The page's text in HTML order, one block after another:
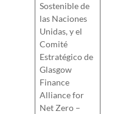
Sostenible de
las Naciones
Unidas, y el
Comité
Estratégico de
Glasgow
Finance
Alliance for
Net Zero –